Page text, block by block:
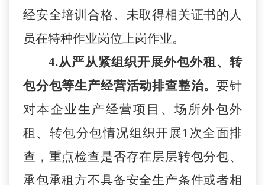
经安全培训合格、未取得相关证书的人
员在特种作业岗位上岗作业。
4.从严从紧组织开展外包外租、转
包分包等生产经营活动排查整治。要针
对本企业生产经营项目、场所外包外
租、转包分包情况组织开展1次全面排
查 ，重点检查是否存在层层转包分包、
承包承租方不具备安全生产条件或者相